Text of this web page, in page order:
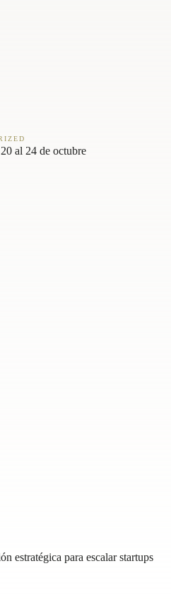
al 24 de octubre
estratégica para escalar startups